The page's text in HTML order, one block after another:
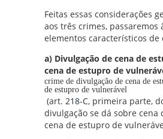
Feitas essas considerações
aos três crimes, passaremos
elementos característicos de
a) Divulgação de cena de
cena de estupro de
crime de divulgação de cena de
de estupro de vulnerável
(art. 218-C, primeira parte,
divulgação se dá sobre cena
cena de estupro de